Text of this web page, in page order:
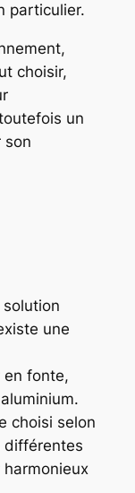
particulier.
choisir,
un
son
une
en fonte,
choisi selon
différentes